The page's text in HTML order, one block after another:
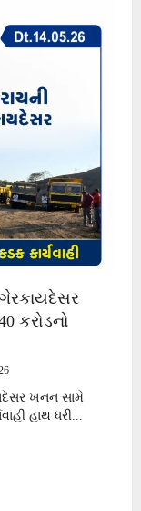
ગેરકાયદેસર
કરોડનો
ખનન સામે
હાથ ધરી...